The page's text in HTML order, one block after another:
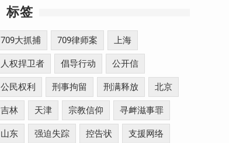
标签
709大抓捕 709律师案 上海
人权捍卫者 倡导行动 公开信
公民权利 刑事拘留 刑满释放 北京
吉林 天津 宗教信仰 寻衅滋事罪
山东 强迫失踪 控告状 支援网络